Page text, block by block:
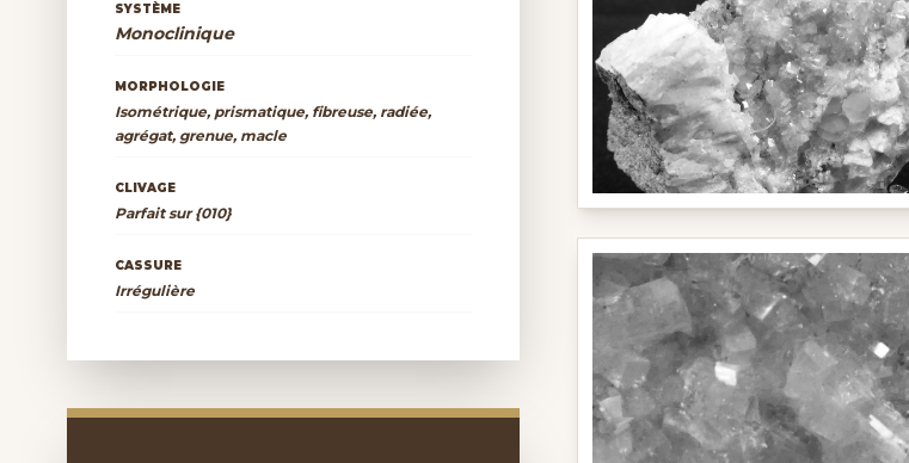
SYSTÈME
Monoclinique
MORPHOLOGIE
Isométrique, prismatique, fibreuse, radiée,
agrégat, grenue, macle
CLIVAGE
Parfait sur {010}
CASSURE
Irrégulière